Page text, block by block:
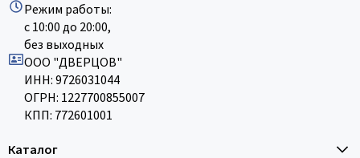
Режим работы:
с 10:00 до 20:00,
без выходных
ООО "ДВЕРЦОВ"
ИНН: 9726031044
ОГРН: 1227700855007
КПП: 772601001
Каталог